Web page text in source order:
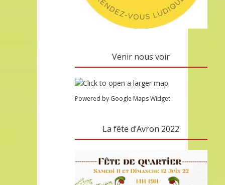
Venir nous voir
Powered by Google Maps Widget
La fête d’Avron 2022